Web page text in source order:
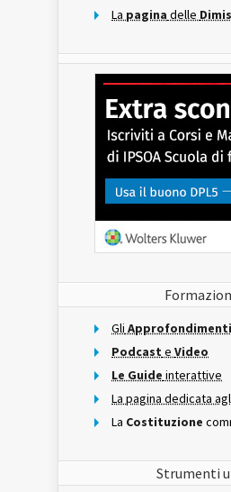
La pagina delle
Gli Approfondimenti
Podcast e Video
Le Guide interattive
La pagina dedicata
La Costituzione
Strumenti